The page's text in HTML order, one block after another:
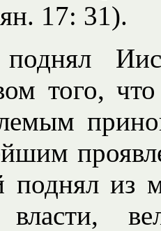
17: 31).
того,
поднял из